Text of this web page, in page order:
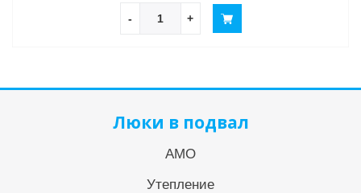
- +
Люки в подвал
АМО
Утепление